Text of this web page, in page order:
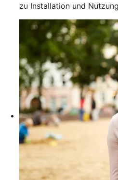
zu Installation und